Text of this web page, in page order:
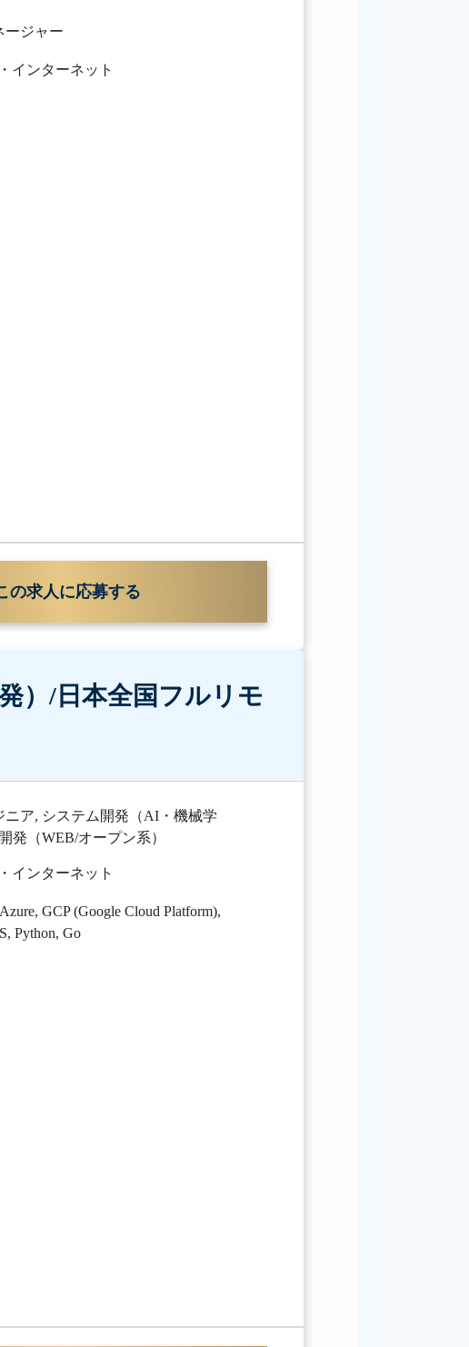
ージャー
インターネット
の求人に応募する
）/日本全国フルリモ
ニア, システム開発（AI・機械学
発（WEB/オープン系）
インターネット
Azure, GCP (Google Cloud Platform),
, Python, Go